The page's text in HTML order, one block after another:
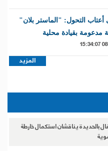
أعتاب التحول: "الماستر بلان"
مدعومة بقيادة محلية
المزيد
بالحديدة يناقشان استكمال خارطة